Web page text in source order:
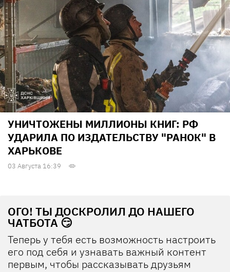
УНИЧТОЖЕНЫ МИЛЛИОНЫ КНИГ: РФ
УДАРИЛА ПО ИЗДАТЕЛЬСТВУ "РАНОК" В
ХАРЬКОВЕ
03 Августа 16:39
ОГО! ТЫ ДОСКРОЛИЛ ДО НАШЕГО
ЧАТБОТА 😏
Теперь у тебя есть возможность настроить
его под себя и узнавать важный контент
первым, чтобы рассказывать друзьям